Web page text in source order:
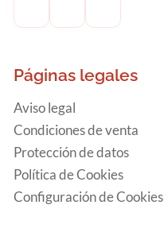
Páginas legales
Aviso legal
Condiciones de venta
Protección de datos
Política de Cookies
Configuración de Cookies